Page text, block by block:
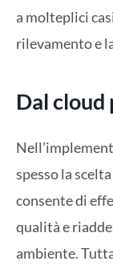
a molteplici
rilevamento e
Dal cloud
spesso la
consente di
qualità e
ambiente.